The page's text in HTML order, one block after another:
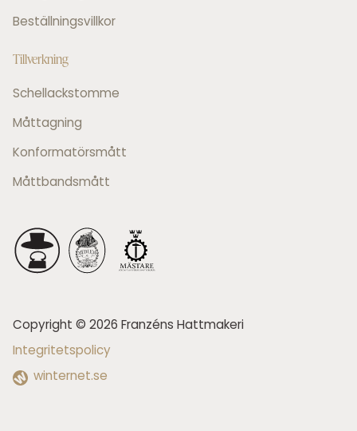
Beställningsvillkor
Tillverkning
Schellackstomme
Måttagning
Konformatörsmått
Måttbandsmått
Copyright © 2026 Franzéns Hattmakeri
Integritetspolicy
winternet.se